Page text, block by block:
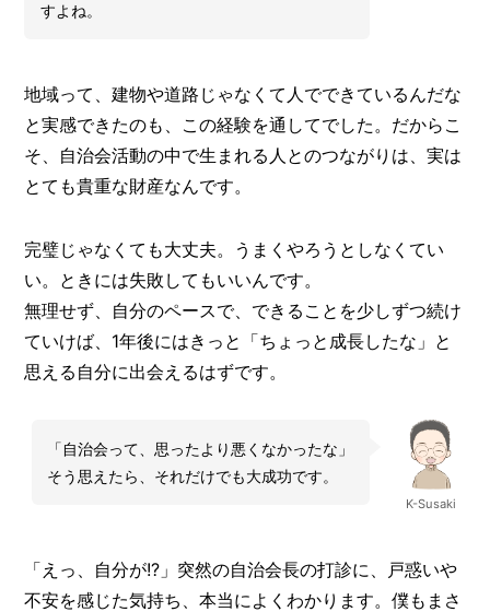
すよね。
地域って、建物や道路じゃなくて人でできているんだな
と実感できたのも、この経験を通してでした。だからこ
そ、自治会活動の中で生まれる人とのつながりは、実は
とても貴重な財産なんです。
完璧じゃなくても大丈夫。うまくやろうとしなくてい
い。ときには失敗してもいいんです。
無理せず、自分のペースで、できることを少しずつ続け
ていけば、1年後にはきっと「ちょっと成長したな」と
思える自分に出会えるはずです。
K-Susaki
「自治会って、思ったより悪くなかったな」
そう思えたら、それだけでも大成功です。
「えっ、自分が!?」突然の自治会長の打診に、戸惑いや
不安を感じた気持ち、本当によくわかります。僕もまさ